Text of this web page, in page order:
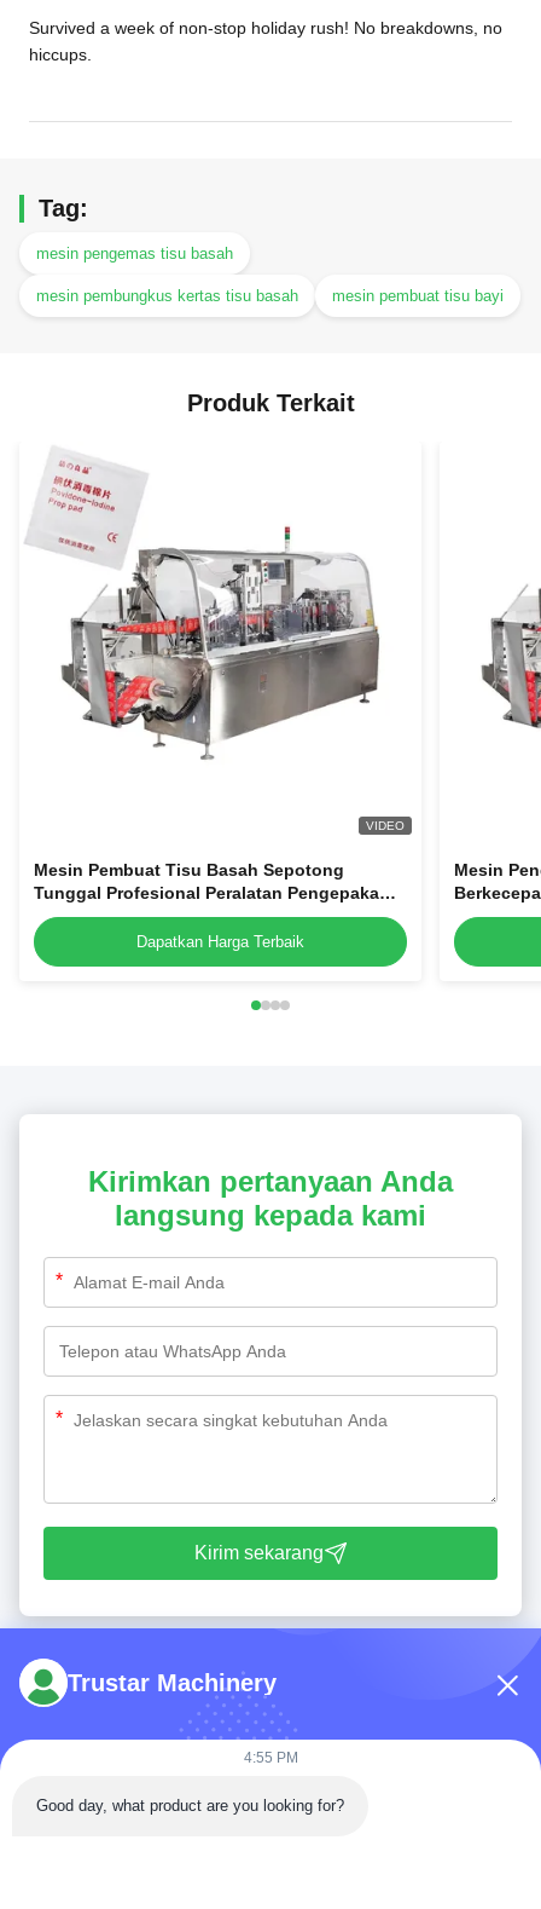
Survived a week of non-stop holiday rush! No breakdowns, no
hiccups.
Tag:
mesin pengemas tisu basah
mesin pembungkus kertas tisu basah mesin pembuat tisu bayi
Produk Terkait
VIDEO
Mesin Pembuat Tisu Basah Sepotong
Tunggal Profesional Peralatan Pengepakan
Jaringan Penyegel Empat Sisi
Dapatkan Harga Terbaik
Mesin
Bantalan
Sisi
Kirimkan pertanyaan Anda
langsung kepada kami
*
*
Kirim sekarang
Telp: 86-180-5882-0351
Trustar Machinery
4:55 PM
Good day, what product are you looking for?